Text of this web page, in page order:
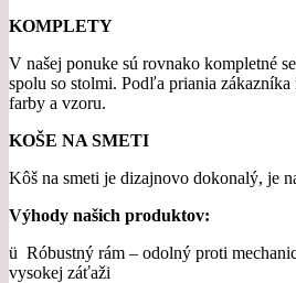
KOMPLETY
V našej ponuke sú rovnako kompletné
spolu so stolmi. Podľa priania
farby a vzoru.
KOŠE NA SMETI
Kôš na smeti je dizajnovo dokonalý, je
Výhody našich produktov:
ü Róbustný rám – odolný proti
vysokej záťaži